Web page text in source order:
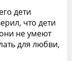
дети
что дети
не умеют
для любви,